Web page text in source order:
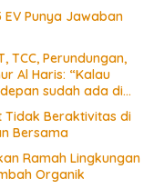
EV Punya Jawaban
TCC, Perundungan,
Al Haris: “Kalau
sudah ada di
Tidak Beraktivitas di
Bersama
Ramah Lingkungan
Organik